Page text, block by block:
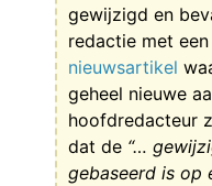
gewijzigd en
redactie met
nieuwsartikel
geheel nieuwe
hoofdredacteur
dat de “…
gebaseerd is op